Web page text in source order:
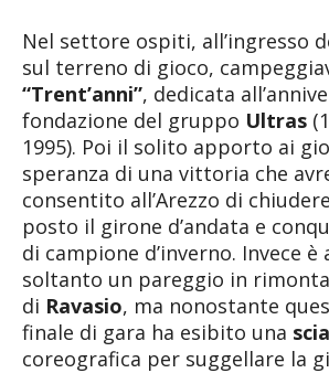
Nel settore ospiti, all’ingresso
sul terreno di gioco,
“Trent’anni”, dedicata
fondazione del gruppo Ultras
1995). Poi il solito apporto ai
speranza di una vittoria che
consentito all’Arezzo di
posto il girone d’andata e
di campione d’inverno. Invece
soltanto un pareggio in
di Ravasio, ma nonostante
finale di gara ha esibito una
coreografica per suggellare la